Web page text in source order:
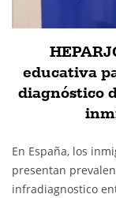
educativa
diagnóstico
En España, los
presentan
infradiagnostico